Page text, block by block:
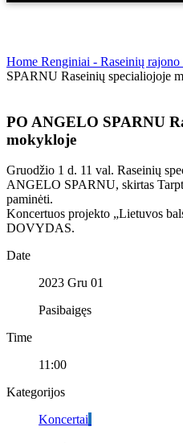
Home Renginiai - Raseinių rajono
SPARNU Raseinių specialiojoje
PO ANGELO SPARNU
mokykloje
Gruodžio 1 d. 11 val. Raseinių
ANGELO SPARNU, skirtas
paminėti.
Koncertuos projekto „Lietuvos
DOVYDAS.
Date
2023 Gru 01
Pasibaigęs
Time
11:00
Kategorijos
Koncertai